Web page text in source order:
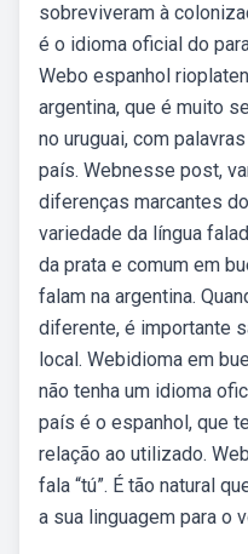
sobreviveram à
é o idioma oficial do
Webo espanhol
argentina, que é muito
no uruguai, com
país. Webnesse post,
diferenças marcantes
variedade da língua
da prata e comum em
falam na argentina.
diferente, é importante
local. Webidioma em
não tenha um idioma
país é o espanhol, que
relação ao utilizado.
fala “tú”. É tão natural
a sua linguagem para o